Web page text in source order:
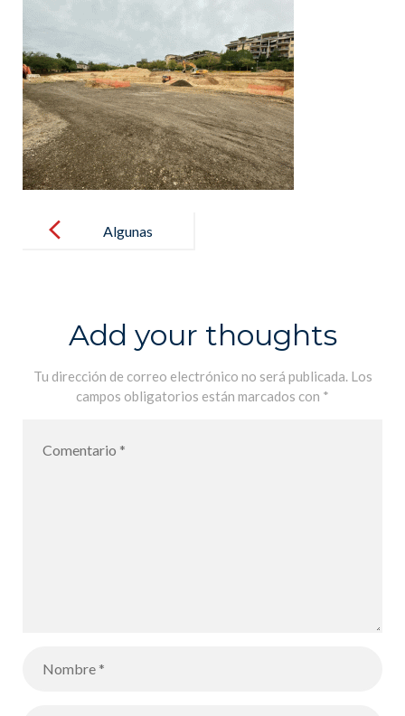
navigation
Algunas
escolar !!!
Add your thoughts
Tu dirección de correo electrónico no será publicada. Los
campos obligatorios están marcados con *